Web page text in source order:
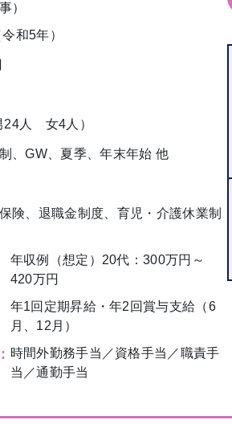
）
和5年）
24人 女4人）
、GW、夏季、年末年始 他
険、退職金制度、育児・介護休業制
年収例（想定）20代：300万円～
420万円
年1回定期昇給・年2回賞与支給（6
月、12月）
時間外勤務手当／資格手当／職責手
当／通勤手当